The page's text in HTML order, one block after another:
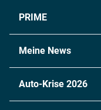
PRIME
Meine News
Auto-Krise 2026